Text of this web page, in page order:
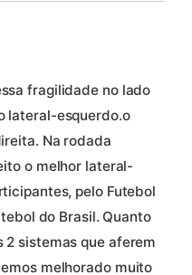
fragilidade no lado
lateral-esquerdo.o
Na rodada
o melhor lateral-
pelo Futebol
do Brasil. Quanto
2 sistemas que aferem
melhorado muito